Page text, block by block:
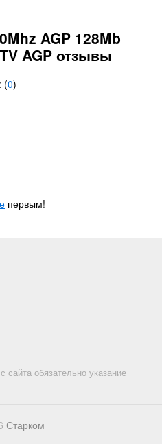
AGP 128Mb
AGP отзывы
(0)
первым!
сайта обязательно указание
Старком